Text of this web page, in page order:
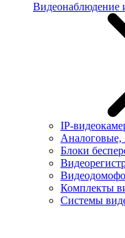
Видеонаблюдение
IP-
Блоки
Комплекты
Системы